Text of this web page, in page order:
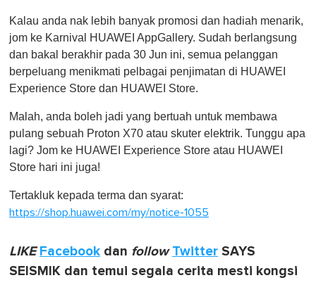
Kalau anda nak lebih banyak promosi dan hadiah menarik,
jom ke Karnival HUAWEI AppGallery. Sudah berlangsung
dan bakal berakhir pada 30 Jun ini, semua pelanggan
berpeluang menikmati pelbagai penjimatan di HUAWEI
Experience Store dan HUAWEI Store.
Malah, anda boleh jadi yang bertuah untuk membawa
pulang sebuah Proton X70 atau skuter elektrik. Tunggu apa
lagi? Jom ke HUAWEI Experience Store atau HUAWEI
Store hari ini juga!
Tertakluk kepada terma dan syarat:
https://shop.huawei.com/my/notice-1055
LIKE Facebook dan follow Twitter SAYS
SEISMIK dan temui segala cerita mesti kongsi